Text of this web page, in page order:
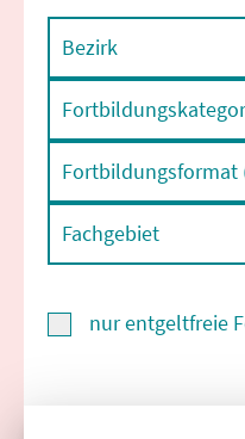
Bezirk
Fortbildungsformat
Fachgebiet
nur entgeltfreie